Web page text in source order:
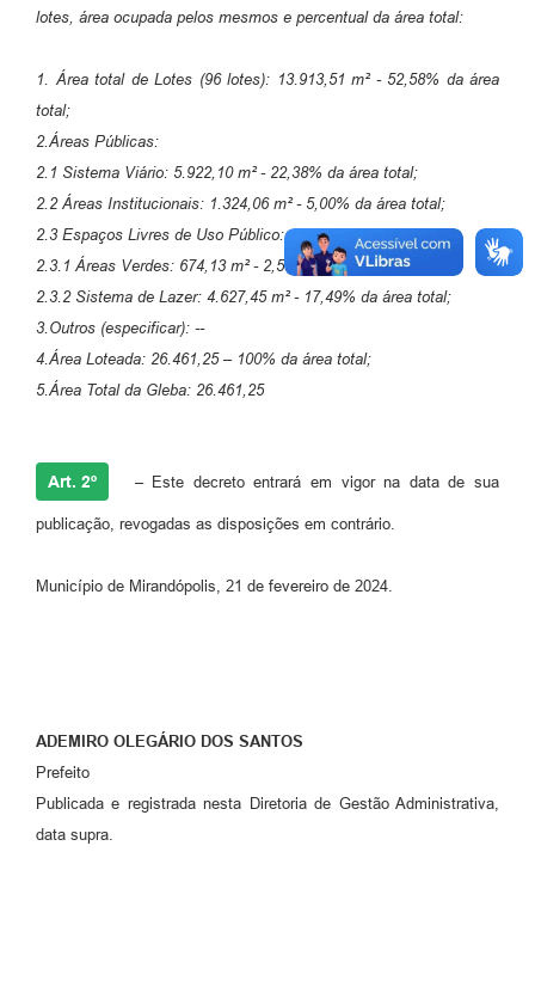
lotes, área ocupada pelos mesmos e percentual da área total:
1. Área total de Lotes (96 lotes): 13.913,51 m² - 52,58% da área
total;
2.Áreas Públicas:
2.1 Sistema Viário: 5.922,10 m² - 22,38% da área total;
2.2 Áreas Institucionais: 1.324,06 m² - 5,00% da área total;
2.3 Espaços Livres de Uso Público:
2.3.1 Áreas Verdes: 674,13 m² - 2,55% da área total;
2.3.2 Sistema de Lazer: 4.627,45 m² - 17,49% da área total;
3.Outros (especificar): --
4.Área Loteada: 26.461,25 – 100% da área total;
5.Área Total da Gleba: 26.461,25
Art. 2º – Este decreto entrará em vigor na data de sua
publicação, revogadas as disposições em contrário.
Município de Mirandópolis, 21 de fevereiro de 2024.
ADEMIRO OLEGÁRIO DOS SANTOS
Prefeito
Publicada e registrada nesta Diretoria de Gestão Administrativa,
data supra.